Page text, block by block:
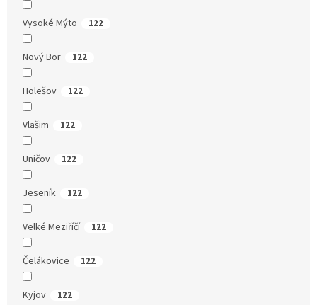
Vysoké Mýto 122
Nový Bor 122
Holešov 122
Vlašim 122
Uničov 122
Jeseník 122
Velké Meziříčí 122
Čelákovice 122
Kyjov 122